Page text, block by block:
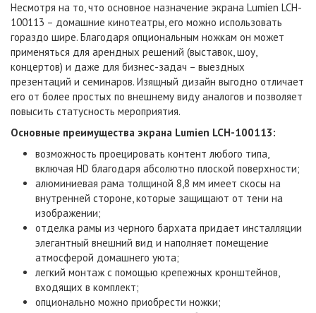
Несмотря на то, что основное назначение экрана Lumien LCH-
100113 – домашние кинотеатры, его можно использовать
гораздо шире. Благодаря опциональным ножкам он может
применяться для арендных решений (выставок, шоу,
концертов) и даже для бизнес-задач – выездных
презентаций и семинаров. Изящный дизайн выгодно отличает
его от более простых по внешнему виду аналогов и позволяет
повысить статусность мероприятия.
Основные преимущества экрана Lumien LCH-100113:
возможность проецировать контент любого типа,
включая HD благодаря абсолютно плоской поверхности;
алюминиевая рама толщиной 8,8 мм имеет скосы на
внутренней стороне, которые защищают от тени на
изображении;
отделка рамы из черного бархата придает инсталляции
элегантный внешний вид и наполняет помещение
атмосферой домашнего уюта;
легкий монтаж с помощью крепежных кронштейнов,
входящих в комплект;
опционально можно приобрести ножки;